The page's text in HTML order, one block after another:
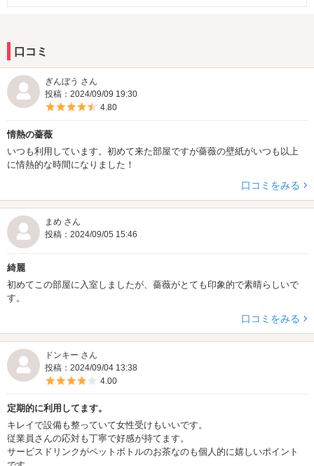
口コミ
ぎんぼう さん
投稿：2024/09/09 19:30
5つ星のうち4.5
4.80
情熱の薔薇
いつも利用しています。初めて来た部屋ですが薔薇の壁紙がいつも以上
に情熱的な時間になりました！
口コミをみる
まめ さん
投稿：2024/09/05 15:46
綺麗
初めてこの部屋に入室しましたが、薔薇がとても印象的で素晴らしいで
す。
口コミをみる
ドンキー さん
投稿：2024/09/04 13:38
5つ星のうち4
4.00
定期的に利用してます。
キレイで設備も整っていて女性受けもいいです。
従業員さんの応対も丁寧で好感が持てます。
サービスドリンクがペットボトルのお茶なのも個人的に嬉しいポイント